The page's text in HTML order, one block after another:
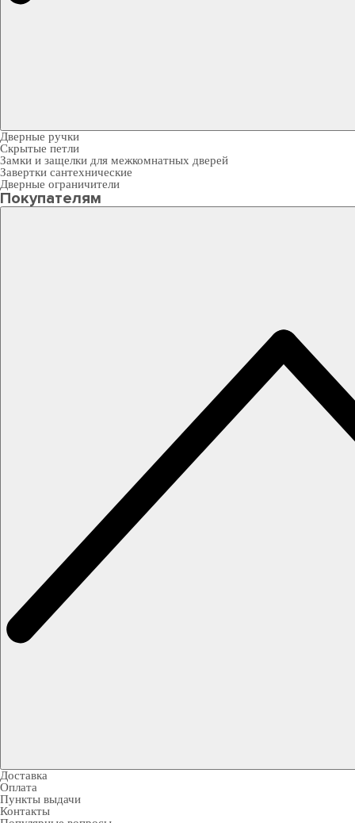
Дверные ручки
Скрытые петли
Замки и защелки для межкомнатных дверей
Завертки сантехнические
Дверные ограничители
Покупателям
Доставка
Оплата
Пункты выдачи
Контакты